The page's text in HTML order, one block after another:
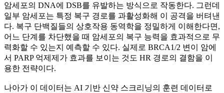
암세포의 DNA에 DSB를 유발하는 방식으로 작동한다. 그런데
일부 암세포는 특정 복구 경로를 과활성화해 이 공격을 버텨낸
다. 복구 단백질들의 상호작용 동역학을 정밀하게 이해한다면,
어느 단계를 차단했을 때 암세포의 복구 능력을 효과적으로 무
력화할 수 있는지 예측할 수 있다. 실제로 BRCA1/2 변이 암에
서 PARP 억제제가 효과를 보이는 것도 HR 경로의 결함을 이
용한 전략이다.
나아가 이 데이터는 AI 기반 신약 스크리닝의 훈련 데이터로